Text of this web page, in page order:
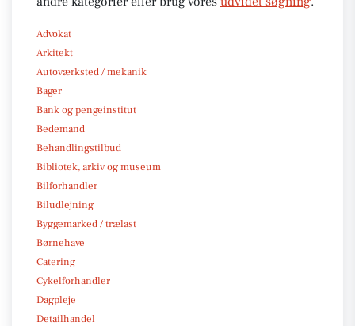
Advokat
Arkitekt
Autoværksted / mekanik
Bager
Bank og pengeinstitut
Bedemand
Behandlingstilbud
Bibliotek, arkiv og museum
Bilforhandler
Biludlejning
Byggemarked / trælast
Børnehave
Catering
Cykelforhandler
Dagpleje
Detailhandel